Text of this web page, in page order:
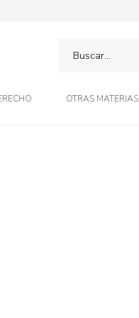
OTRAS MATERIAS